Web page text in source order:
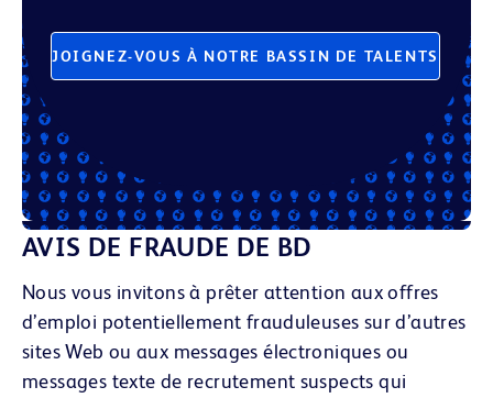
JOIGNEZ-VOUS À NOTRE BASSIN DE TALENTS
AVIS DE FRAUDE DE BD
Nous vous invitons à prêter attention aux offres
d’emploi potentiellement frauduleuses sur d’autres
sites Web ou aux messages électroniques ou
messages texte de recrutement suspects qui